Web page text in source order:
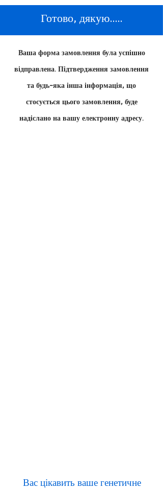
Готово, дякую.....
Ваша форма замовлення була успішно
відправлена. Підтвердження замовлення
та будь-яка інша інформація, що
стосується цього замовлення, буде
надіслано на вашу електронну адресу.
Вас цікавить ваше генетичне